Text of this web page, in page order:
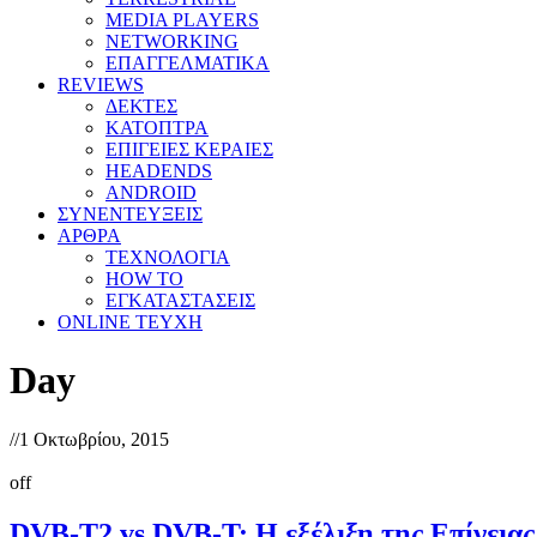
MEDIA PLAYERS
NETWORKING
ΕΠΑΓΓΕΛΜΑΤΙΚΑ
REVIEWS
ΔΕΚΤΕΣ
ΚΑΤΟΠΤΡΑ
ΕΠΙΓΕΙΕΣ ΚΕΡΑΙΕΣ
HEADENDS
ANDROID
ΣΥΝΕΝΤΕΥΞΕΙΣ
ΑΡΘΡΑ
ΤΕΧΝΟΛΟΓΙΑ
HOW TO
ΕΓΚΑΤΑΣΤΑΣΕΙΣ
ONLINE TEYXH
Day
//1 Οκτωβρίου, 2015
off